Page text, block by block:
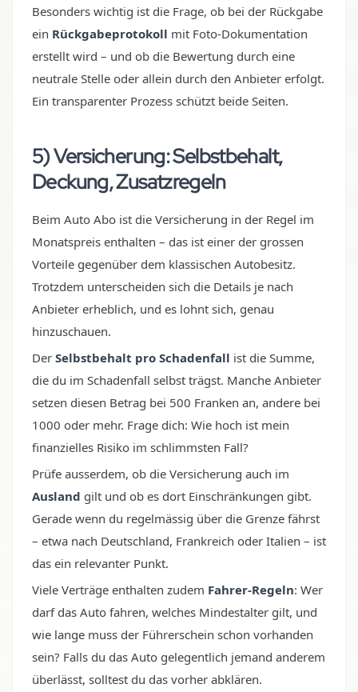
Besonders wichtig ist die Frage, ob bei der Rückgabe
ein Rückgabeprotokoll mit Foto-Dokumentation
erstellt wird – und ob die Bewertung durch eine
neutrale Stelle oder allein durch den Anbieter erfolgt.
Ein transparenter Prozess schützt beide Seiten.
5) Versicherung: Selbstbehalt,
Deckung, Zusatzregeln
Beim Auto Abo ist die Versicherung in der Regel im
Monatspreis enthalten – das ist einer der grossen
Vorteile gegenüber dem klassischen Autobesitz.
Trotzdem unterscheiden sich die Details je nach
Anbieter erheblich, und es lohnt sich, genau
hinzuschauen.
Der Selbstbehalt pro Schadenfall ist die Summe,
die du im Schadenfall selbst trägst. Manche Anbieter
setzen diesen Betrag bei 500 Franken an, andere bei
1000 oder mehr. Frage dich: Wie hoch ist mein
finanzielles Risiko im schlimmsten Fall?
Prüfe ausserdem, ob die Versicherung auch im
Ausland gilt und ob es dort Einschränkungen gibt.
Gerade wenn du regelmässig über die Grenze fährst
– etwa nach Deutschland, Frankreich oder Italien – ist
das ein relevanter Punkt.
Viele Verträge enthalten zudem Fahrer-Regeln: Wer
darf das Auto fahren, welches Mindestalter gilt, und
wie lange muss der Führerschein schon vorhanden
sein? Falls du das Auto gelegentlich jemand anderem
überlässt, solltest du das vorher abklären.